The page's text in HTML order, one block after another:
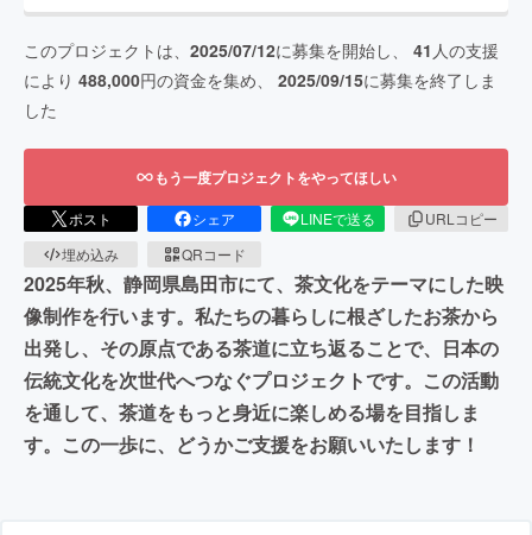
このプロジェクトは、 2025/07/12に募集を開始し、 41 人の支援
により 488,000円の資金を集め、 2025/09/15に募集を終了しま
した
もう一度プロジェクトをやってほしい
ポスト シェア LINEで送る
URLコピー
埋め込み
QRコード
2025年秋、静岡県島田市にて、茶文化をテーマにした映
像制作を行います。私たちの暮らしに根ざしたお茶から
出発し、その原点である茶道に立ち返ることで、日本の
伝統文化を次世代へつなぐプロジェクトです。この活動
を通して、茶道をもっと身近に楽しめる場を目指しま
す。この一歩に、どうかご支援をお願いいたします！